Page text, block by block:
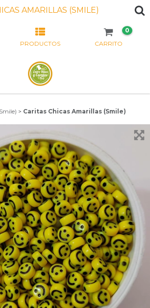
AMARILLAS (SMILE)
PRODUCTOS CARRITO
0
> Caritas Chicas Amarillas (Smile)